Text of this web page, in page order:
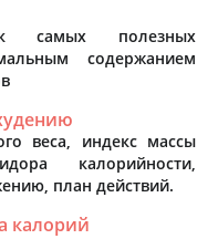
самых полезных
содержанием
веса, индекс массы
калорийности,
план действий.
калорий